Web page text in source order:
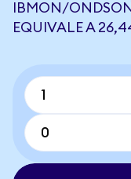
IBMON/
EQUIVALE A